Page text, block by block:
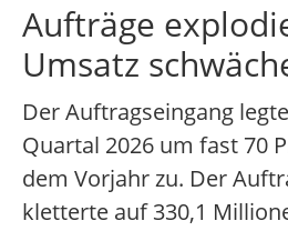
Aufträge
Umsatz
Der Auftragseingang
Quartal 2026 um fast 70
dem Vorjahr zu. Der
kletterte auf 330,1